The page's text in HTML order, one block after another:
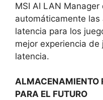
MSI AI LAN
automáticamente
latencia para los
mejor experiencia
latencia.
ALMACENAMIENTO
PARA EL FUTURO